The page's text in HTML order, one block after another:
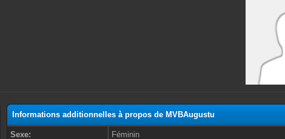
Informations additionnelles à propos de MVBAugustu
Sexe:
Féminin